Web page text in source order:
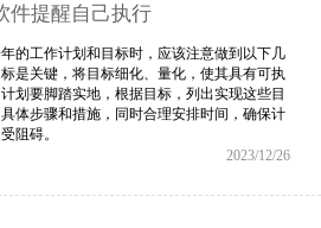
件提醒自己执行
的工作计划和目标时，应该注意做到以下几
是关键，将目标细化、量化，使其具有可执
划要脚踏实地，根据目标，列出实现这些目
体步骤和措施，同时合理安排时间，确保计
阻碍。
2023/12/26